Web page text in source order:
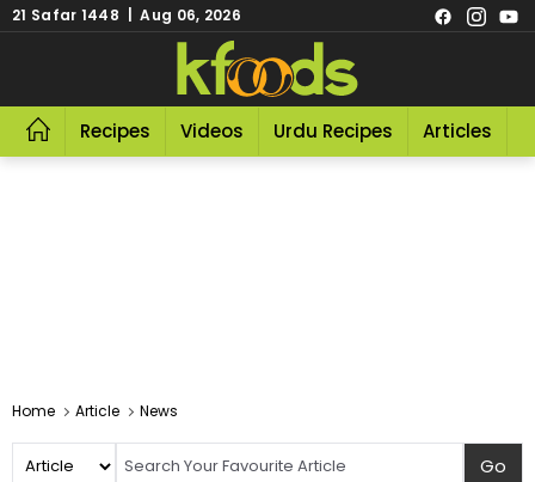
21 Safar 1448 | Aug 06, 2026
Recipes Videos Urdu Recipes Articles
Home Article News